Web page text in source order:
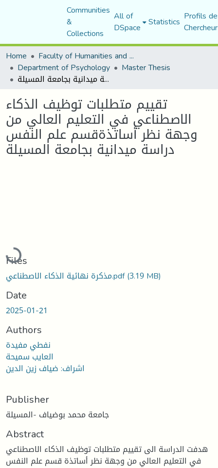
Communities
&
Collections
All of
DSpace Statistics Profils
Home
Faculty of Humanities and Social Sciences
Department of Psychology Master Thesis
تقييم متطلبات توظيف الذكاء الاصطناعي في التعليم العالي من وجهة نظر أساتذةقسم علم النفس دراسة ميدانية بجامعة المسيلة
تقييم متطلبات توظيف الذكاء
الاصطناعي في التعليم العالي من
وجهة نظر أساتذةقسم علم النفس
دراسة ميدانية بجامعة المسيلة
Loading...
Files
مذكرة نهائية الذكاء الاصطناعي.pdf(3.19 MB)
Date
2025-01-21
Authors
نفطي مفيدة
العايب سميحة
اشراف: ضياف زين الدين
Publisher
جامعة محمد بوضياف -المسيلة
Abstract
هدفت الدراسة الى تقييم متطلبات توظيف الذكاء الاصطناعي
في التعليم العالي من وجهة نظر أساتذة قسم علم النفس